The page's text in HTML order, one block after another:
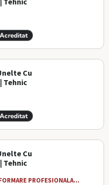
Acreditat
Cu
Tehnic
Acreditat
Cu
Tehnic
PROFESIONALA...